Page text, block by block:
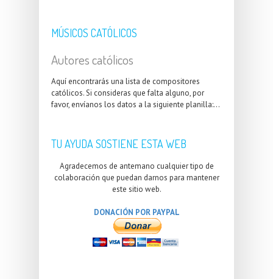
MÚSICOS CATÓLICOS
Autores católicos
Aquí encontrarás una lista de compositores
católicos. Si consideras que falta alguno, por
favor, envíanos los datos a la siguiente planilla:...
TU AYUDA SOSTIENE ESTA WEB
Agradecemos de antemano cualquier tipo de
colaboración que puedan darnos para mantener
este sitio web.
DONACIÓN POR PAYPAL